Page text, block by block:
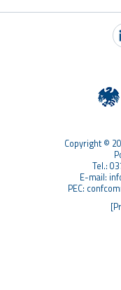
NOTIZIE
PEC MANTOVA
Copyright ©
Tel.:
E-mail:
PEC: